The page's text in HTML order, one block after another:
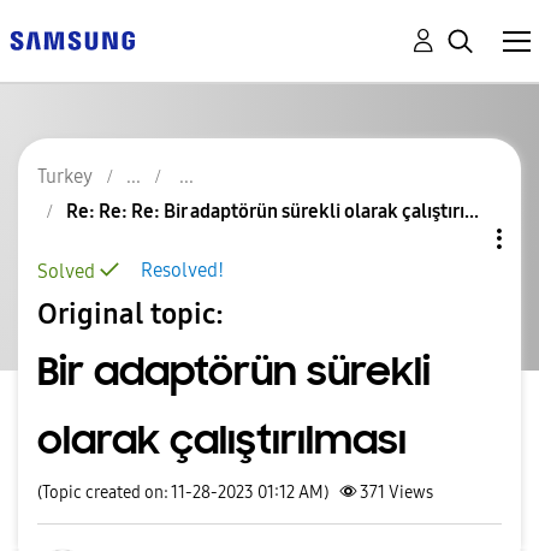
Turkey
Re: Re: Re: Bir adaptörün sürekli olarak çalıştırı...
Resolved!
Solved
Original topic:
Bir adaptörün sürekli
olarak çalıştırılması
(Topic created on: 11-28-2023 01:12 AM) 371 Views